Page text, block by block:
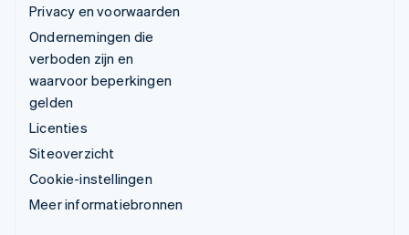
Privacy en voorwaarden
Ondernemingen die
verboden zijn en
waarvoor beperkingen
gelden
Licenties
Siteoverzicht
Cookie-instellingen
Meer informatiebronnen